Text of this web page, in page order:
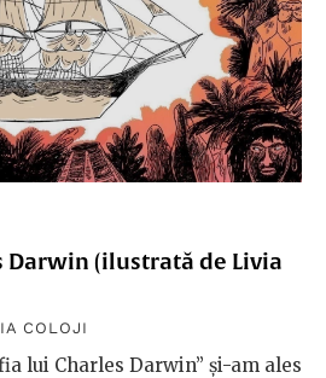
Darwin (ilustrată de Livia
COLOJI
lui Charles Darwin” și-am ales